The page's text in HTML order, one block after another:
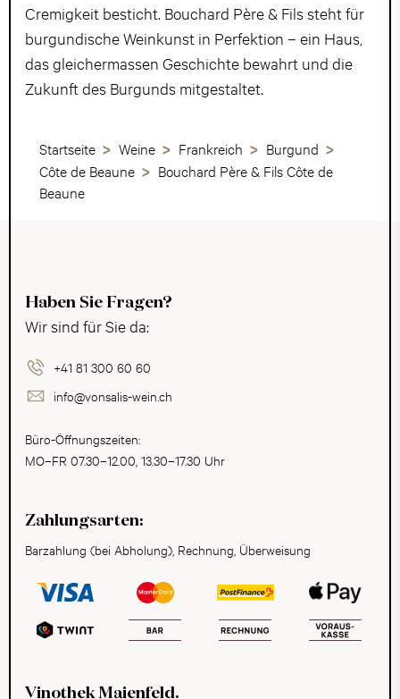
Cremigkeit besticht. Bouchard Père & Fils steht für
burgundische Weinkunst in Perfektion – ein Haus,
das gleichermassen Geschichte bewahrt und die
Zukunft des Burgunds mitgestaltet.
Startseite Weine Frankreich
Burgund
Côte de Beaune
Bouchard Père & Fils Côte de
Beaune
Haben Sie Fragen?
Wir sind für Sie da:
+41 81 300 60 60
info@vonsalis-wein.ch
Büro-Öffnungszeiten:
MO–FR 07.30–12.00, 13.30–17.30 Uhr
Zahlungsarten:
Barzahlung (bei Abholung), Rechnung, Überweisung
Vinothek Maienfeld.